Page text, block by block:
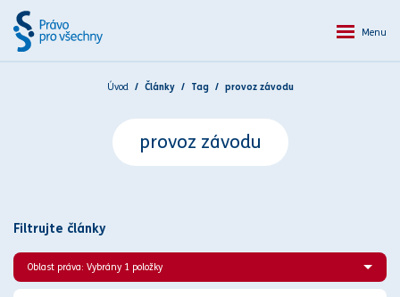
Menu
Úvod Články Tag provoz závodu
provoz závodu
Filtrujte články
Oblast práva: Vybrány 1 položky